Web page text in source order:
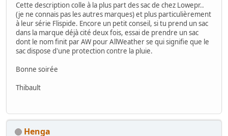
Cette description colle à la plus part des sac de chez Lowepr..
(je ne connais pas les autres marques) et plus particulièrement
à leur série Flispide. Encore un petit conseil, si tu prend un sac
dans la marque déjà cité deux fois, essai de prendre un sac
dont le nom finit par AW pour AllWeather se qui signifie que le
sac dispose d'une protection contre la pluie.
Bonne soirée
Thibault
Henga